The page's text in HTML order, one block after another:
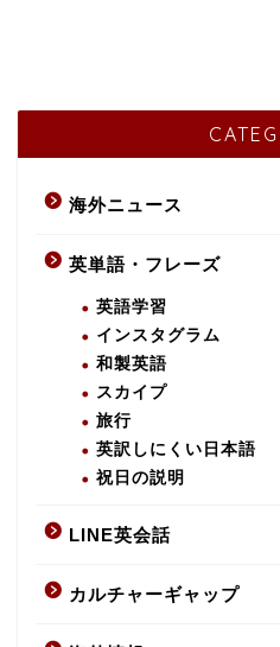
海外ニュース
英単語・フレーズ
英語学習
インスタグラム
和製英語
スカイプ
旅行
英訳しにくい日本語
祝日の説明
LINE英会話
カルチャーギャップ